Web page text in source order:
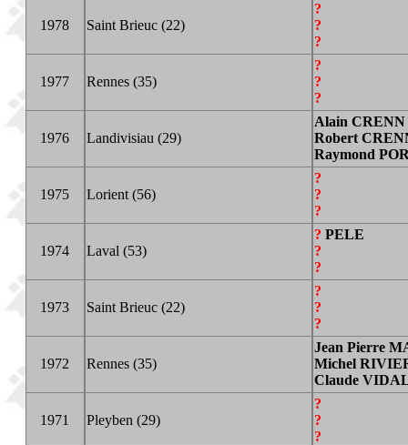
1978 Saint Brieuc (22)
?
?
?
1977 Rennes (35)
?
?
?
1976 Landivisiau (29)
Alain CRENN
Robert
Raymond
1975 Lorient (56)
?
?
?
1974 Laval (53)
? PELE
?
?
1973 Saint Brieuc (22)
?
?
?
1972 Rennes (35)
Jean Pierre
Michel
Claude
1971 Pleyben (29)
?
?
?